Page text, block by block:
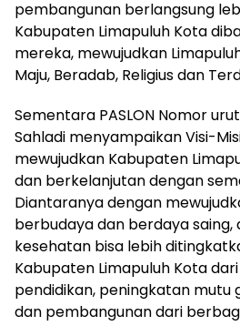
pembangunan berlangsung
Kabupaten Limapuluh Kota
mereka, mewujudkan
Maju, Beradab, Religius dan
Sementara PASLON Nomor
Sahladi menyampaikan Visi-
mewujudkan Kabupaten
dan berkelanjutan dengan
Diantaranya dengan
berbudaya dan berdaya saing,
kesehatan bisa lebih
Kabupaten Limapuluh Kota
pendidikan, peningkatan mutu
dan pembangunan dari